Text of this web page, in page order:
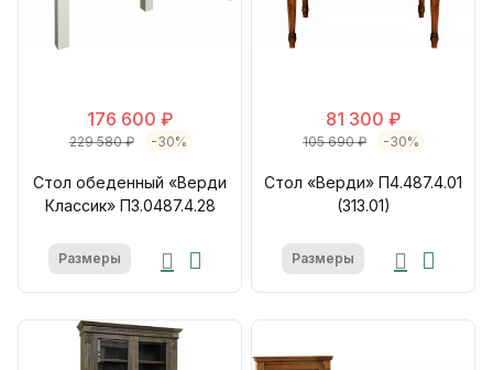
176 600 ₽
229 580 ₽ -30%
Стол обеденный «Верди
Классик» П3.0487.4.28
Размеры
81 300 ₽
105 690 ₽ -30%
Стол «Верди» П4.487.4.01
(313.01)
Размеры